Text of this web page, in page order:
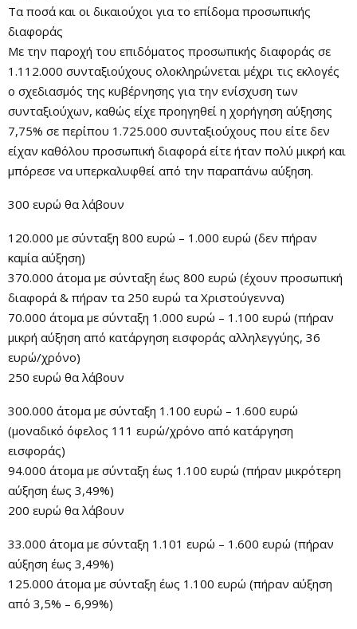
Τα ποσά και οι δικαιούχοι για το επίδομα προσωπικής
διαφοράς
Με την παροχή του επιδόματος προσωπικής διαφοράς σε
1.112.000 συνταξιούχους ολοκληρώνεται μέχρι τις εκλογές
ο σχεδιασμός της κυβέρνησης για την ενίσχυση των
συνταξιούχων, καθώς είχε προηγηθεί η χορήγηση αύξησης
7,75% σε περίπου 1.725.000 συνταξιούχους που είτε δεν
είχαν καθόλου προσωπική διαφορά είτε ήταν πολύ μικρή και
μπόρεσε να υπερκαλυφθεί από την παραπάνω αύξηση.
300 ευρώ θα λάβουν
120.000 με σύνταξη 800 ευρώ – 1.000 ευρώ (δεν πήραν
καμία αύξηση)
370.000 άτομα με σύνταξη έως 800 ευρώ (έχουν προσωπική
διαφορά & πήραν τα 250 ευρώ τα Χριστούγεννα)
70.000 άτομα με σύνταξη 1.000 ευρώ – 1.100 ευρώ (πήραν
μικρή αύξηση από κατάργηση εισφοράς αλληλεγγύης, 36
ευρώ/χρόνο)
250 ευρώ θα λάβουν
300.000 άτομα με σύνταξη 1.100 ευρώ – 1.600 ευρώ
(μοναδικό όφελος 111 ευρώ/χρόνο από κατάργηση
εισφοράς)
94.000 άτομα με σύνταξη έως 1.100 ευρώ (πήραν μικρότερη
αύξηση έως 3,49%)
200 ευρώ θα λάβουν
33.000 άτομα με σύνταξη 1.101 ευρώ – 1.600 ευρώ (πήραν
αύξηση έως 3,49%)
125.000 άτομα με σύνταξη έως 1.100 ευρώ (πήραν αύξηση
από 3,5% – 6,99%)